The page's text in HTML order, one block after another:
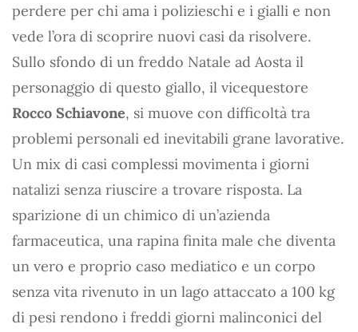
perdere per chi ama i polizieschi e i gialli e non
vede l’ora di scoprire nuovi casi da risolvere.
Sullo sfondo di un freddo Natale ad Aosta il
personaggio di questo giallo, il vicequestore
Rocco Schiavone, si muove con difficoltà tra
problemi personali ed inevitabili grane lavorative.
Un mix di casi complessi movimenta i giorni
natalizi senza riuscire a trovare risposta. La
sparizione di un chimico di un’azienda
farmaceutica, una rapina finita male che diventa
un vero e proprio caso mediatico e un corpo
senza vita rivenuto in un lago attaccato a 100 kg
di pesi rendono i freddi giorni malinconici del